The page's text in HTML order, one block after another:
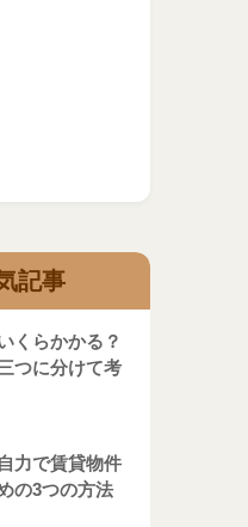
記事
くらかかる？
つに分けて考
力で賃貸物件
の3つの方法